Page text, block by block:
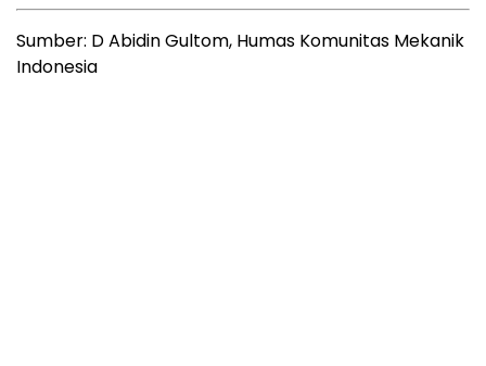
Sumber: D Abidin Gultom, Humas Komunitas Mekanik
Indonesia